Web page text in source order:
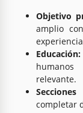
Objetivo
amplio
Educación:
relevante.
completar